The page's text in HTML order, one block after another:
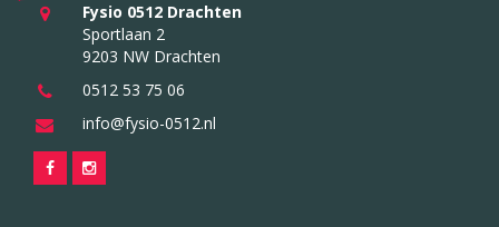
Fysio 0512 Drachten
Sportlaan 2
9203 NW Drachten
0512 53 75 06
info@fysio-0512.nl